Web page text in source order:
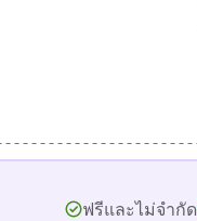
ฟรีและไม่จำกัด